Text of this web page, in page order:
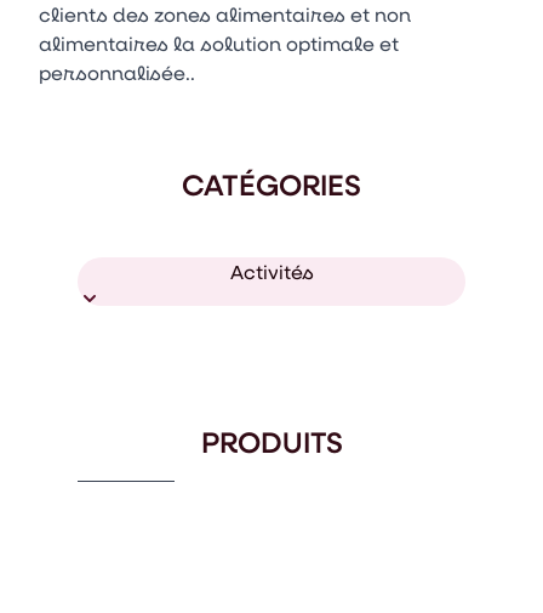
clients des zones alimentaires et non
alimentaires la solution optimale et
personnalisée..
CATÉGORIES
Activités
PRODUITS